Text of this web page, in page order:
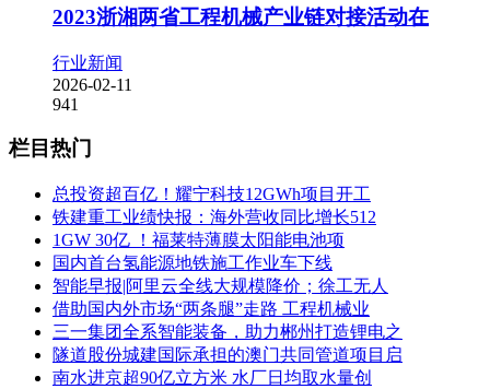
2023浙湘两省工程机械产业链对接活动在
行业新闻
2026-02-11
941
栏目热门
总投资超百亿！耀宁科技12GWh项目开工
铁建重工业绩快报：海外营收同比增长512
1GW 30亿 ！福莱特薄膜太阳能电池项
国内首台氢能源地铁施工作业车下线
智能早报|阿里云全线大规模降价；徐工无人
借助国内外市场“两条腿”走路 工程机械业
三一集团全系智能装备，助力郴州打造锂电之
隧道股份城建国际承担的澳门共同管道项目启
南水进京超90亿立方米 水厂日均取水量创